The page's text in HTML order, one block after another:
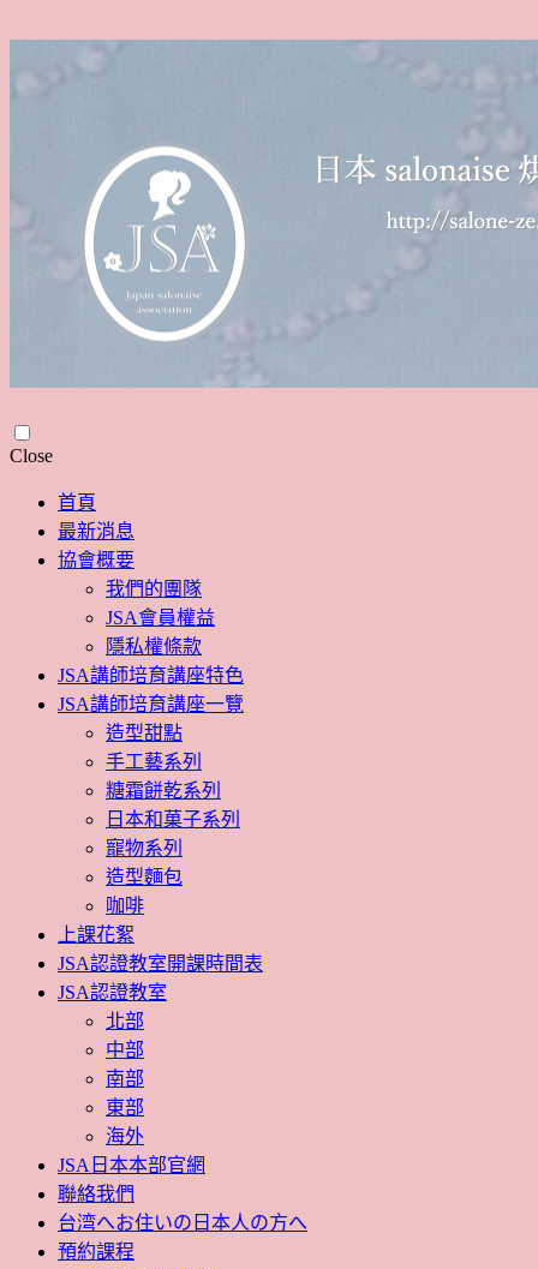
CloseSkip
content
首頁
最新消息
協會概要
我們的團隊
JSA會員權益
隱私權條款
JSA講師培育講座特色
JSA講師培育講座一覽
造型甜點
手工藝系列
糖霜餅乾系列
日本和菓子系列
寵物系列
造型麵包
咖啡
上課花絮
JSA認證教室開課時間表
JSA認證教室
北部
中部
南部
東部
海外
JSA日本本部官網
聯絡我們
台湾へお住いの日本人の方へ
預約課程